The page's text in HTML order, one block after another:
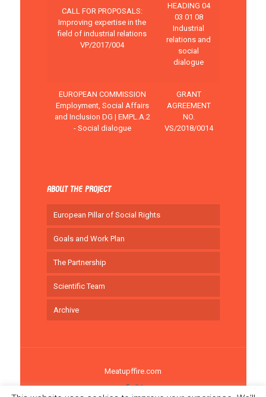
CALL FOR PROPOSALS:
Improving expertise in the
field of industrial relations
VP/2017/004
HEADING 04
03 01 08
Industrial
relations and
social
dialogue
EUROPEAN COMMISSION
Employment, Social Affairs
and Inclusion DG | EMPL.A.2
- Social dialogue
GRANT
AGREEMENT
NO.
VS/2018/0014
ABOUT THE PROJECT
European Pillar of Social Rights
Goals and Work Plan
The Partnership
Scientific Team
Archive
Meatupffire.com